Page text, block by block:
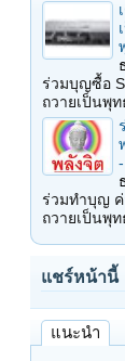
ร่วมบุญซื้อ
ถวายเป็นพุ
ร่วมทำบุญ ค่
ถวายเป็นพุ
แชร์หน้านี้
แนะนำ